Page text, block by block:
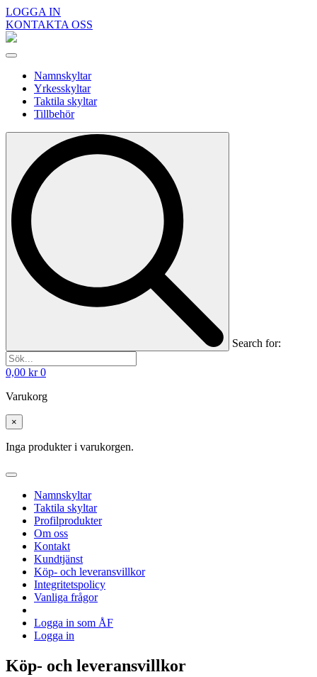
LOGGA IN
KONTAKTA OSS
Namnskyltar
Yrkesskyltar
Taktila skyltar
Tillbehör
Search for:
0,00 kr 0
Varukorg
×
Inga produkter i varukorgen.
Namnskyltar
Taktila skyltar
Profilprodukter
Om oss
Kontakt
Kundtjänst
Köp- och leveransvillkor
Integritetspolicy
Vanliga frågor
Logga in som ÅF
Logga in
Köp- och leveransvillkor